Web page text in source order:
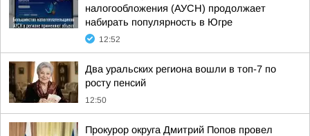
налогообложения (АУСН) продолжает
набирать популярность в Югре
12:52
Два уральских региона вошли в топ-7 по
росту пенсий
12:50
Прокурор округа Дмитрий Попов провел